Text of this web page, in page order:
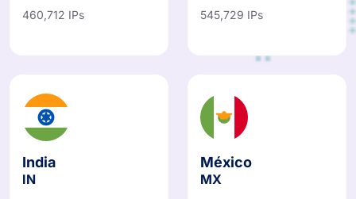
460,712 IPs 545,729 IPs
India
IN
México
MX